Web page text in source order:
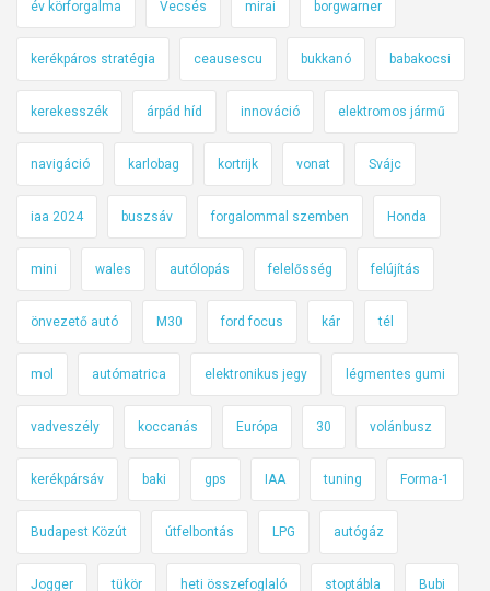
év körforgalma Vecsés mirai borgwarner
kerékpáros stratégia ceausescu bukkanó babakocsi
kerekesszék árpád híd innováció elektromos jármű
navigáció karlobag kortrijk vonat Svájc
iaa 2024 buszsáv forgalommal szemben Honda
mini wales autólopás felelősség felújítás
önvezető autó M30 ford focus kár tél
mol autómatrica elektronikus jegy légmentes gumi
vadveszély koccanás Európa 30 volánbusz
kerékpársáv baki gps IAA tuning Forma-1
Budapest Közút útfelbontás LPG autógáz
Jogger tükör heti összefoglaló stoptábla Bubi